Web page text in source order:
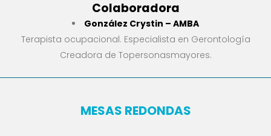
Colaboradora
González Crystin – AMBA
Terapista ocupacional. Especialista en Gerontología
Creadora de Topersonasmayores.
MESAS REDONDAS